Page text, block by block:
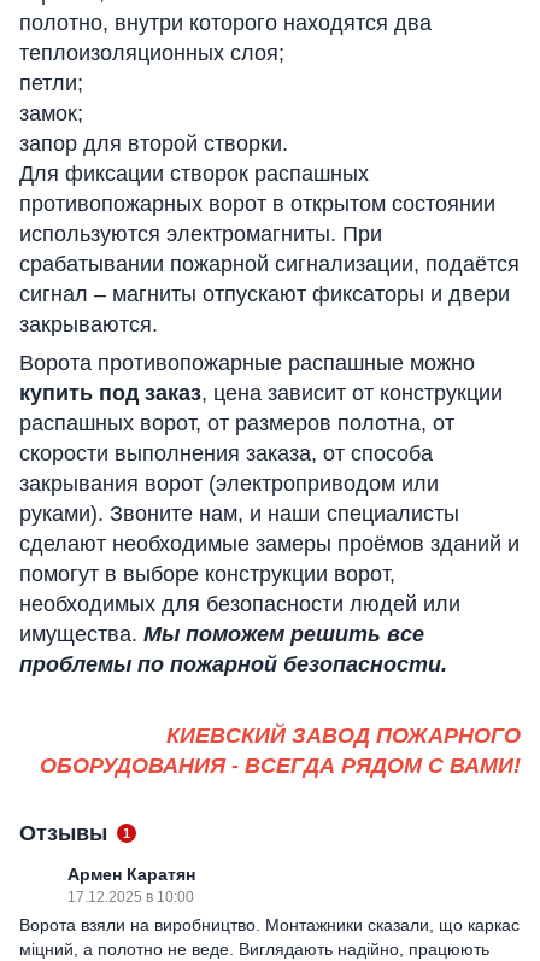
полотно, внутри которого находятся два
теплоизоляционных слоя;
петли;
замок;
запор для второй створки.
Для фиксации створок распашных
противопожарных ворот в открытом состоянии
используются электромагниты. При
срабатывании пожарной сигнализации, подаётся
сигнал – магниты отпускают фиксаторы и двери
закрываются.
Ворота противопожарные распашные можно
купить под заказ, цена зависит от конструкции
распашных ворот, от размеров полотна, от
скорости выполнения заказа, от способа
закрывания ворот (электроприводом или
руками). Звоните нам, и наши специалисты
сделают необходимые замеры проёмов зданий и
помогут в выборе конструкции ворот,
необходимых для безопасности людей или
имущества. Мы поможем решить все
проблемы по пожарной безопасности.
КИЕВСКИЙ ЗАВОД ПОЖАРНОГО
ОБОРУДОВАНИЯ- ВСЕГДА РЯДОМ С ВАМИ!
Отзывы 1
Армен Каратян
17.12.2025 в 10:00
Ворота взяли на виробництво. Монтажники сказали, що каркас
міцний, а полотно не веде. Виглядають надійно, працюють